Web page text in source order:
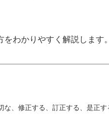
をわかりやすく解説します。
な、修正する、訂正する、是正